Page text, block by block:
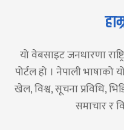
यो वेबसाइट जनधारणा
पोर्टल हो । नेपाली भाषाको
खेल, विश्व, सूचना प्रविधि,
समाचार र